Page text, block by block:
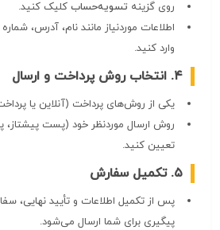
روی گزینه تسویه‌حساب کلیک کنید.
اطلاعات موردنیاز مانند نام، آدرس،
وارد کنید.
۴. انتخاب روش پرداخت و ارسال
یکی از روش‌های پرداخت (آنلاین یا
روش ارسال موردنظر خود (پست پیشتاز،
تعیین کنید.
۵. تکمیل سفارش
پس از تکمیل اطلاعات و تأیید نهایی،
پیگیری برای شما ارسال می‌شود.